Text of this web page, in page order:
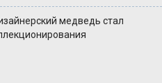
медведь стал